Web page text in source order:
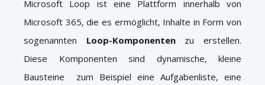
Microsoft Loop ist eine Plattform innerhalb von
Microsoft 365, die es ermöglicht, Inhalte in Form von
sogenannten Loop-Komponentenzu erstellen.
Diese Komponenten sind dynamische, kleine
Bausteine zum Beispiel eine Aufgabenliste, eine